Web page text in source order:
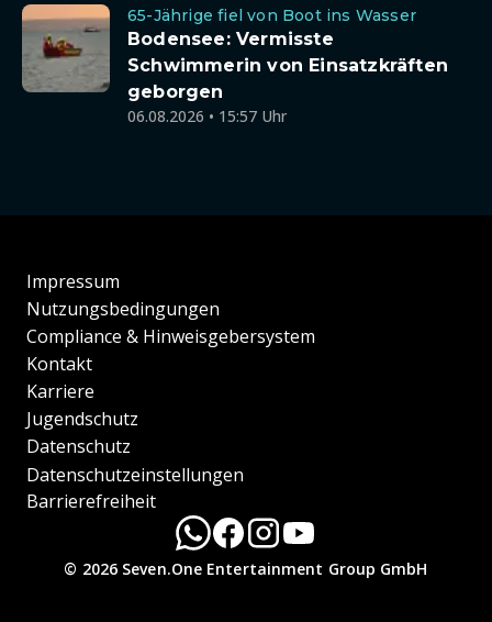
65-Jährige fiel von Boot ins Wasser
Bodensee: Vermisste
Schwimmerin von Einsatzkräften
geborgen
06.08.2026 • 15:57 Uhr
Impressum
Nutzungsbedingungen
Compliance & Hinweisgebersystem
Kontakt
Karriere
Jugendschutz
Datenschutz
Datenschutzeinstellungen
Barrierefreiheit
© 2026 Seven.One Entertainment Group GmbH